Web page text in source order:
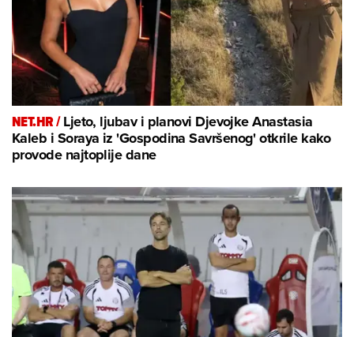
NET.HR /Ljeto, ljubav i planovi Djevojke Anastasia
Kaleb i Soraya iz 'Gospodina Savršenog' otkrile kako
provode najtoplije dane